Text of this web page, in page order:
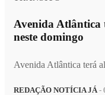
Avenida Atlântica
neste domingo
Avenida Atlântica terá
REDAÇÃO NOTÍCIA JÁ-